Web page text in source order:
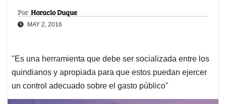
Por Horacio Duque
MAY 2, 2016
"Es una herramienta que debe ser socializada entre los
quindianos y apropiada para que estos puedan ejercer
un control adecuado sobre el gasto público"